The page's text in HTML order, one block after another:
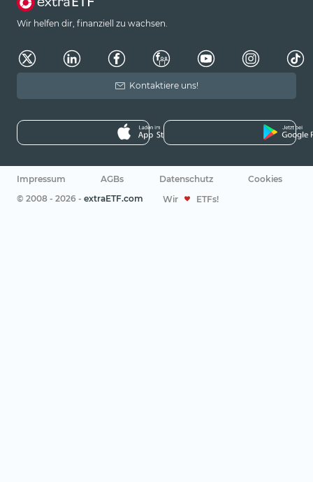
Wir helfen dir, finanziell zu wachsen.
Kontaktiere uns!
Impressum AGBs Datenschutz
Cookies
© 2008 - 2026 - extraETF.com Wir ETFs!